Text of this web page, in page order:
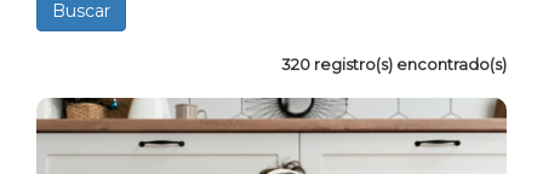
320 registro(s) encontrado(s)